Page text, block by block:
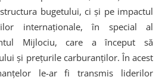
bugetului, ci și pe impactul
internaționale, în special al
Mijlociu, care a început să
și prețurile carburanților. În acest
le-ar fi transmis liderilor